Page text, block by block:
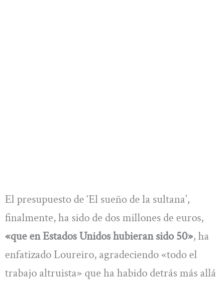
El presupuesto de ‘El sueño de la sultana’,
finalmente, ha sido de dos millones de euros,
«que en Estados Unidos hubieran sido 50», ha
enfatizado Loureiro, agradeciendo «todo el
trabajo altruista» que ha habido detrás más allá